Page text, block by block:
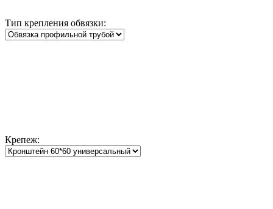
Тип крепления обвязки:
Крепеж: